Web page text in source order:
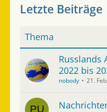
Letzte Beiträge
Thema
Russlands
2022 bis
nobody 21.